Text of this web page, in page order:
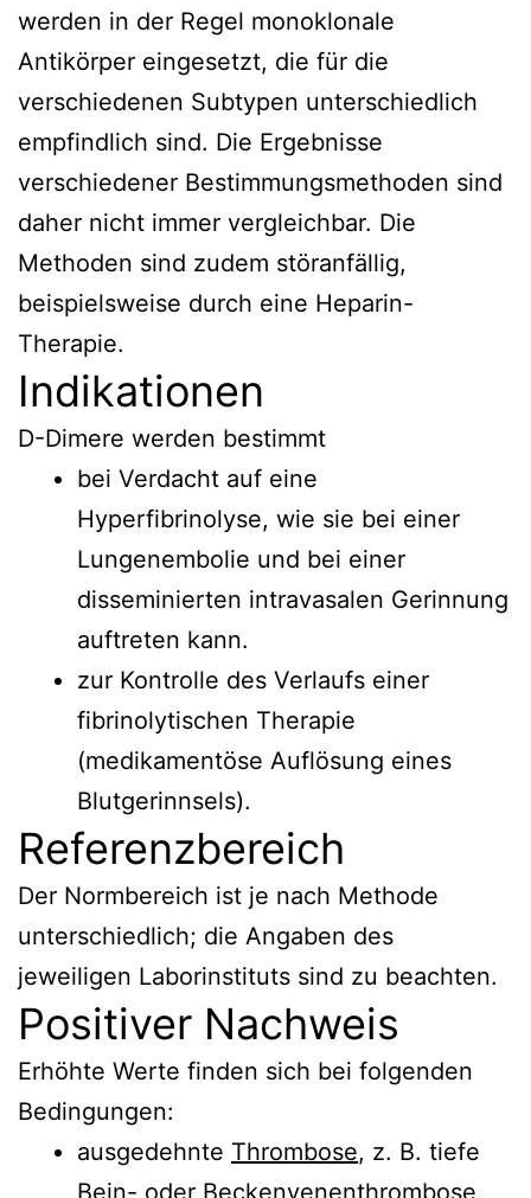
werden in der Regel monoklonale
Antikörper eingesetzt, die für die
verschiedenen Subtypen unterschiedlich
empfindlich sind. Die Ergebnisse
verschiedener Bestimmungsmethoden sind
daher nicht immer vergleichbar. Die
Methoden sind zudem störanfällig,
beispielsweise durch eine Heparin-
Therapie.
Indikationen
D-Dimere werden bestimmt
bei Verdacht auf eine
Hyperfibrinolyse, wie sie bei einer
Lungenembolie und bei einer
disseminierten intravasalen Gerinnung
auftreten kann.
zur Kontrolle des Verlaufs einer
fibrinolytischen Therapie
(medikamentöse Auflösung eines
Blutgerinnsels).
Referenzbereich
Der Normbereich ist je nach Methode
unterschiedlich; die Angaben des
jeweiligen Laborinstituts sind zu beachten.
Positiver Nachweis
Erhöhte Werte finden sich bei folgenden
Bedingungen:
ausgedehnte Thrombose, z. B. tiefe
Bein- oder Beckenvenenthrombose,